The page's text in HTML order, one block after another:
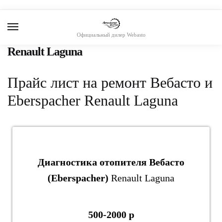
navigation
content
Официальный дилер Webasto
Renault Laguna
Прайс лист на ремонт Вебасто и
Eberspacher Renault Laguna
Диагностика отопителя Вебасто
(Eberspacher) Renault Laguna
500-2000 р